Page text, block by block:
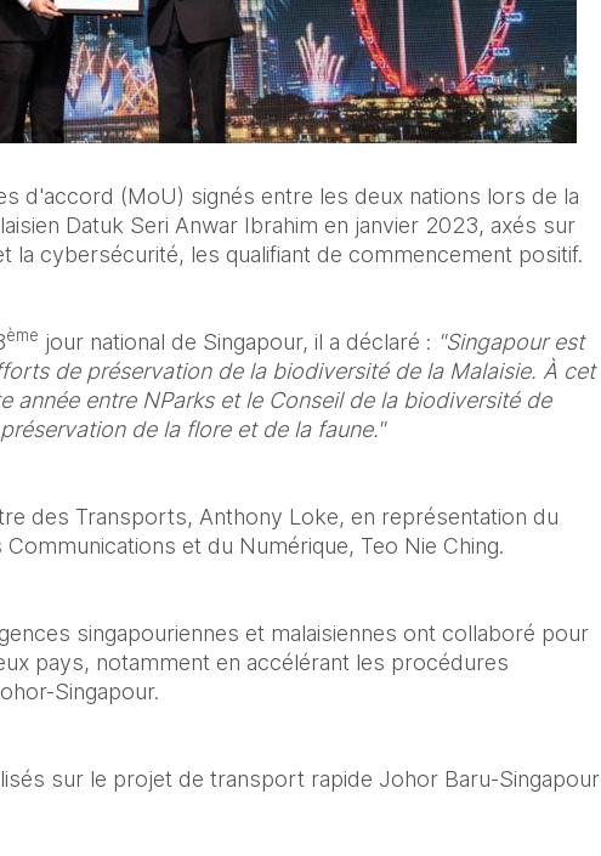
d'accord (MoU) signés entre les deux nations lors de la
Datuk Seri Anwar Ibrahim en janvier 2023, axés sur
la cybersécurité, les qualifiant de commencement positif.
ème jour national de Singapour, il a déclaré : "Singapour est
de préservation de la biodiversité de la Malaisie. À cet
année entre NParks et le Conseil de la biodiversité de
de la flore et de la faune."
des Transports, Anthony Loke, en représentation du
et du Numérique, Teo Nie Ching.
singapouriennes et malaisiennes ont collaboré pour
pays, notamment en accélérant les procédures
Singapour.
sur le projet de transport rapide Johor Baru-Singapour